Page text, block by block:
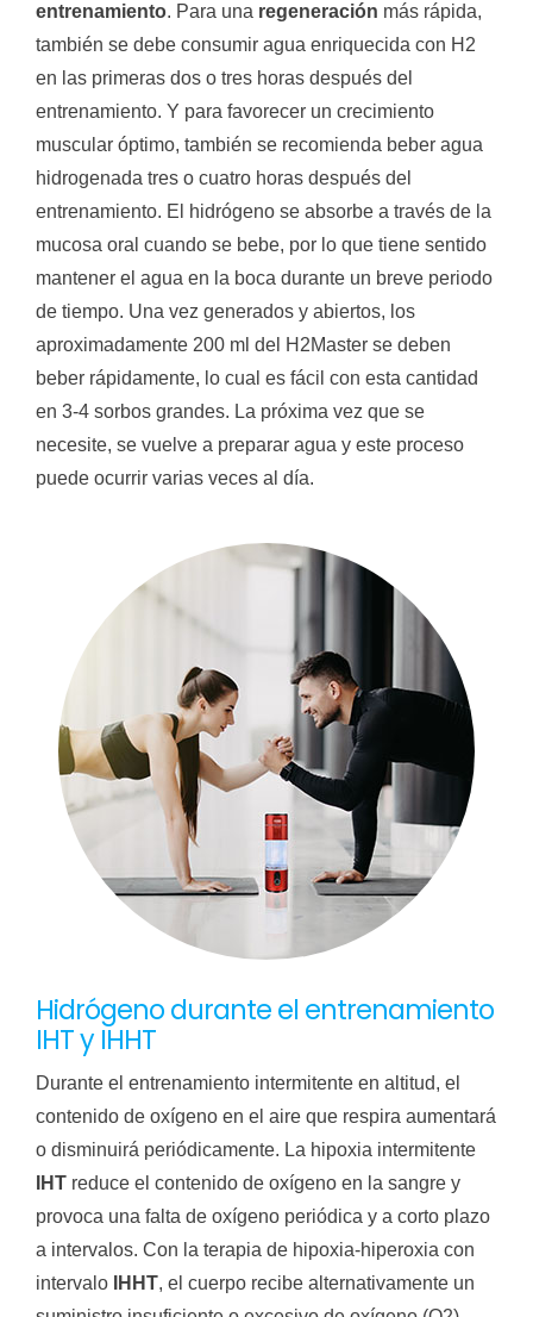
entrenamiento. Para una regeneración más rápida,
también se debe consumir agua enriquecida con H2
en las primeras dos o tres horas después del
entrenamiento. Y para favorecer un crecimiento
muscular óptimo, también se recomienda beber agua
hidrogenada tres o cuatro horas después del
entrenamiento. El hidrógeno se absorbe a través de la
mucosa oral cuando se bebe, por lo que tiene sentido
mantener el agua en la boca durante un breve periodo
de tiempo. Una vez generados y abiertos, los
aproximadamente 200 ml del H2Master se deben
beber rápidamente, lo cual es fácil con esta cantidad
en 3-4 sorbos grandes. La próxima vez que se
necesite, se vuelve a preparar agua y este proceso
puede ocurrir varias veces al día.
Hidrógeno durante el entrenamiento
IHT y IHHT
Durante el entrenamiento intermitente en altitud, el
contenido de oxígeno en el aire que respira aumentará
o disminuirá periódicamente. La hipoxia intermitente
IHTreduce el contenido de oxígeno en la sangre y
provoca una falta de oxígeno periódica y a corto plazo
a intervalos. Con la terapia de hipoxia-hiperoxia con
intervalo
IHHT, el cuerpo recibe alternativamente un